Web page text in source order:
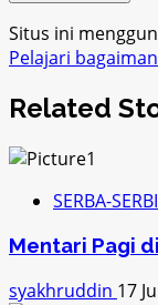
Situs ini
Pelajari
Related
SERBA-SERBI
Mentari Pagi
syakhruddin 17